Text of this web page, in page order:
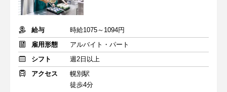
給与
時給1075～1094円
雇用形態
アルバイト・パート
シフト
週2日以上
アクセス
幌別駅
徒歩4分